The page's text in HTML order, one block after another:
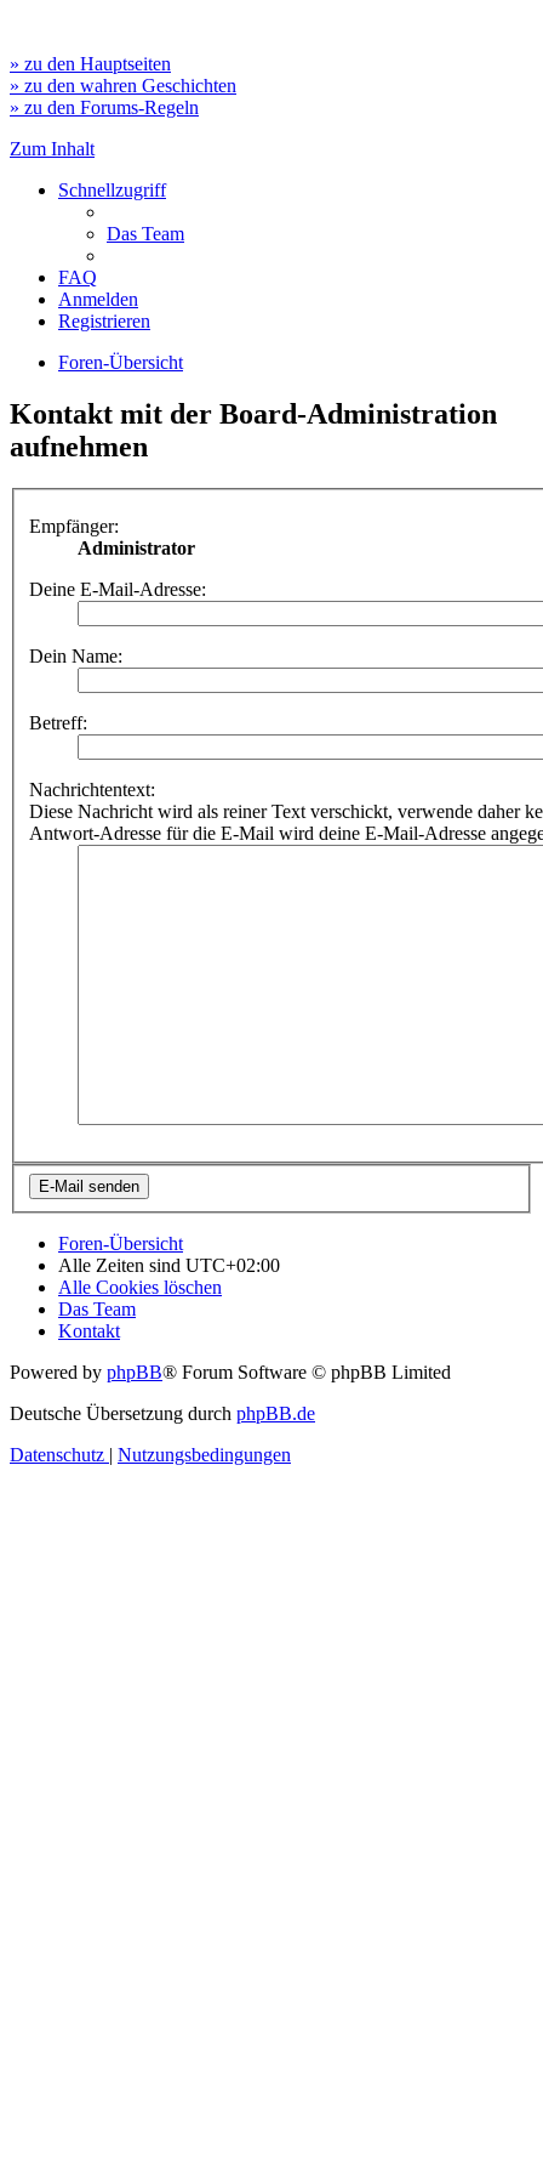
» zu den Hauptseiten
» zu den wahren Geschichten
» zu den Forums-Regeln
Zum Inhalt
Schnellzugriff
Das Team
FAQ
Anmelden
Registrieren
Foren-Übersicht
Kontakt mit der Board-Administration
aufnehmen
Empfänger:
Administrator
Deine E-Mail-Adresse:
Dein Name:
Betreff:
Nachrichtentext:
Diese Nachricht wird als reiner Text verschickt, verwende daher
Antwort-Adresse für die E-Mail wird deine E-Mail-Adresse
Foren-Übersicht
Alle Zeiten sind UTC+02:00
Alle Cookies löschen
Das Team
Kontakt
Powered by phpBB® Forum Software © phpBB Limited
Deutsche Übersetzung durch phpBB.de
Datenschutz | Nutzungsbedingungen